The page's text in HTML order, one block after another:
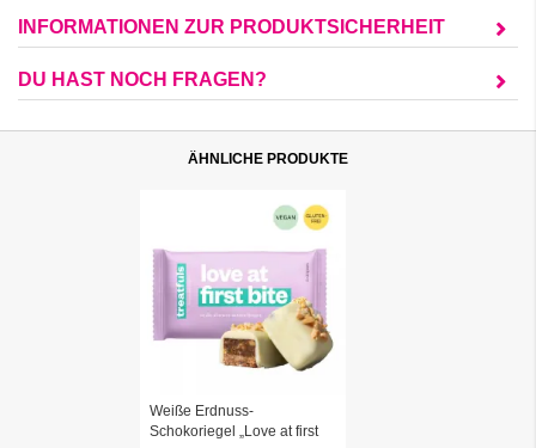
INFORMATIONEN ZUR PRODUKTSICHERHEIT
DU HAST NOCH FRAGEN?
ÄHNLICHE PRODUKTE
Weiße Erdnuss-
Schokoriegel „Love at first